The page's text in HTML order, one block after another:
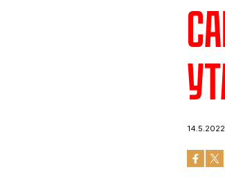
14.5.2022